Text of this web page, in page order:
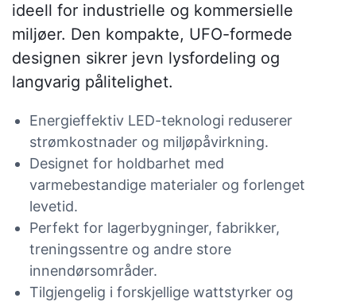
ideell for industrielle og kommersielle
miljøer. Den kompakte, UFO-formede
designen sikrer jevn lysfordeling og
langvarig pålitelighet.
Energieffektiv LED-teknologi reduserer
strømkostnader og miljøpåvirkning.
Designet for holdbarhet med
varmebestandige materialer og forlenget
levetid.
Perfekt for lagerbygninger, fabrikker,
treningssentre og andre store
innendørsområder.
Tilgjengelig i forskjellige wattstyrker og